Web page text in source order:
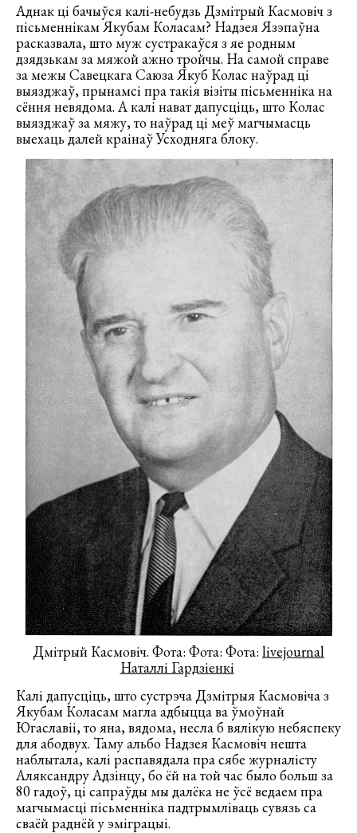
Аднак ці бачыўся калі-небудзь Дзмітрый Касмовіч з
пісьменнікам Якубам Коласам? Надзея Язэпаўна
расказвала, што муж сустракаўся з яе родным
дзядзькам за мяжой ажно тройчы. На самой справе
за межы Савецкага Саюза Якуб Колас наўрад ці
выязджаў, прынамсі пра такія візіты пісьменніка на
сёння невядома. А калі нават дапусціць, што Колас
выязджаў за мяжу, то наўрад ці меў магчымасць
выехаць далей краінаў Усходняга блоку.
Дмітрый Касмовіч. Фота: Фота: Фота: livejournal
Наталлі Гардзіенкі
Калі дапусціць, што сустрэча Дзмітрыя Касмовіча з
Якубам Коласам магла адбыцца ва ўмоўнай
Югаславіі, то яна, вядома, несла б вялікую небяспеку
для абодвух. Таму альбо Надзея Касмовіч нешта
наблытала, калі распавядала пра сябе журналісту
Аляксандру Адзінцу, бо ёй на той час было больш за
80 гадоў, ці сапраўды мы далёка не ўсё ведаем пра
магчымасці пісьменніка падтрымліваць сувязь са
сваёй раднёй у эміграцыі.